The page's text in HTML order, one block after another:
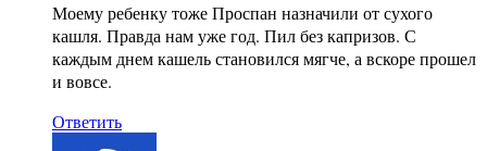
Моему ребенку тоже Проспан назначили от сухого
кашля. Правда нам уже год. Пил без капризов. С
каждым днем кашель становился мягче, а вскоре прошел
и вовсе.
Ответить